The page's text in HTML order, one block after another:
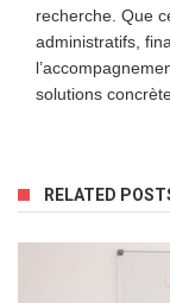
recherche. Que
administratifs,
solutions
RELATED